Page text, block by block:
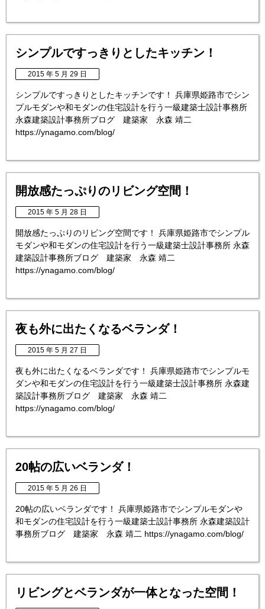
シンプルですっきりとしたキッチン！
2015 年 5 月 29 日
シンプルですっきりとしたキッチンです！ 兵庫県姫路市でシン
プルモダンや和モダンの住宅設計を行う一級建築士設計事務所
永森建築設計事務所ブログ 建築家 永森 靖二
https://ynagamo.com/blog/
開放感たっぷりのリビング空間！
2015 年 5 月 28 日
開放感たっぷりのリビング空間です！ 兵庫県姫路市でシンプル
モダンや和モダンの住宅設計を行う一級建築士設計事務所 永森
建築設計事務所ブログ 建築家 永森 靖二
https://ynagamo.com/blog/
夜も外に出たくなるベランダ！
2015 年 5 月 27 日
夜も外に出たくなるベランダです！ 兵庫県姫路市でシンプルモ
ダンや和モダンの住宅設計を行う一級建築士設計事務所 永森建
築設計事務所ブログ 建築家 永森 靖二
https://ynagamo.com/blog/
20帖の広いベランダ！
2015 年 5 月 26 日
20帖の広いベランダです！ 兵庫県姫路市でシンプルモダンや
和モダンの住宅設計を行う一級建築士設計事務所 永森建築設計
事務所ブログ 建築家 永森 靖二 https://ynagamo.com/blog/
リビングとベランダが一体となった空間！